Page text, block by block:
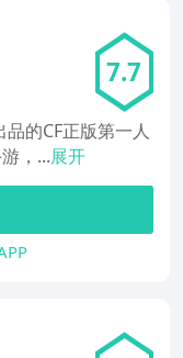
7.7
的CF正版第一人
，...展开